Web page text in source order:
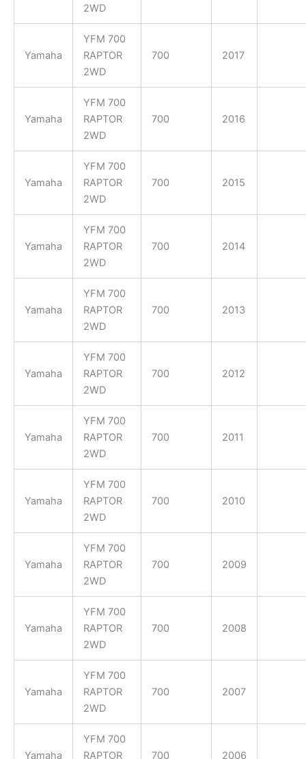
2WD
Yamaha
YFM 700
RAPTOR
2WD
700 2017
Yamaha
YFM 700
RAPTOR
2WD
700 2016
Yamaha
YFM 700
RAPTOR
2WD
700 2015
Yamaha
YFM 700
RAPTOR
2WD
700 2014
Yamaha
YFM 700
RAPTOR
2WD
700 2013
Yamaha
YFM 700
RAPTOR
2WD
700 2012
Yamaha
YFM 700
RAPTOR
2WD
700 2011
Yamaha
YFM 700
RAPTOR
2WD
700 2010
Yamaha
YFM 700
RAPTOR
2WD
700 2009
Yamaha
YFM 700
RAPTOR
2WD
700 2008
Yamaha
YFM 700
RAPTOR
2WD
700 2007
Yamaha
YFM 700
RAPTOR
700 2006